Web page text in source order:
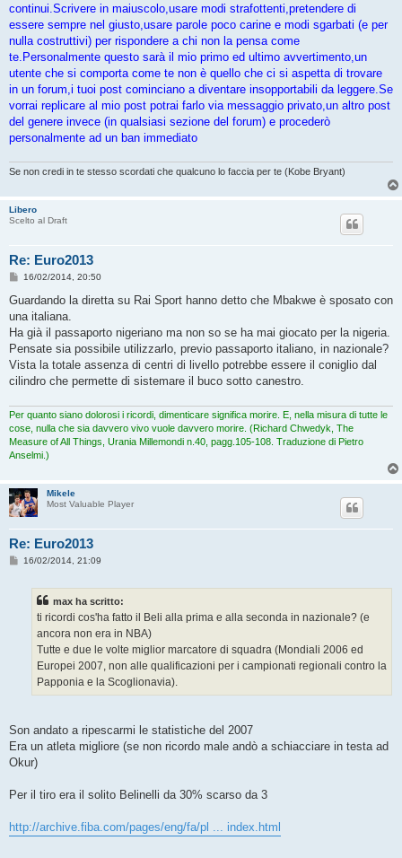
continui.Scrivere in maiuscolo,usare modi strafottenti,pretendere di
essere sempre nel giusto,usare parole poco carine e modi sgarbati (e per
nulla costruttivi) per rispondere a chi non la pensa come
te.Personalmente questo sarà il mio primo ed ultimo avvertimento,un
utente che si comporta come te non è quello che ci si aspetta di trovare
in un forum,i tuoi post cominciano a diventare insopportabili da leggere.Se
vorrai replicare al mio post potrai farlo via messaggio privato,un altro post
del genere invece (in qualsiasi sezione del forum) e procederò
personalmente ad un ban immediato
Se non credi in te stesso scordati che qualcuno lo faccia per te (Kobe Bryant)
Libero
Scelto al Draft
Re: Euro2013
M
s
a
g
i
o
16/02/2014, 20:50
Guardando la diretta su Rai Sport hanno detto che Mbakwe è sposato con
una italiana.
Ha già il passaporto nigeriano ma non so se ha mai giocato per la nigeria.
Pensate sia possibile utilizzarlo, previo passaporto italiano, in nazionale?
Vista la totale assenza di centri di livello potrebbe essere il coniglio dal
cilindro che permette di sistemare il buco sotto canestro.
Per quanto siano dolorosi i ricordi, dimenticare significa morire. E, nella misura di tutte le
cose, nulla che sia davvero vivo vuole davvero morire. (Richard Chwedyk, The
Measure of All Things, Urania Millemondi n.40, pagg.105-108. Traduzione di Pietro
Anselmi.)
Mikele
Most Valuable Player
Re: Euro2013
M
16/02/2014, 21:09
max ha scritto:
ti ricordi cos'ha fatto il Beli alla prima e alla seconda in nazionale? (e
ancora non era in NBA)
Tutte e due le volte miglior marcatore di squadra (Mondiali 2006 ed
Europei 2007, non alle qualificazioni per i campionati regionali contro la
Papponia e la Scoglionavia).
Son andato a ripescarmi le statistiche del 2007
Era un atleta migliore (se non ricordo male andò a schiacciare in testa ad
Okur)
Per il tiro era il solito Belinelli da 30% scarso da 3
http://archive.fiba.com/pages/eng/fa/pl ... index.html